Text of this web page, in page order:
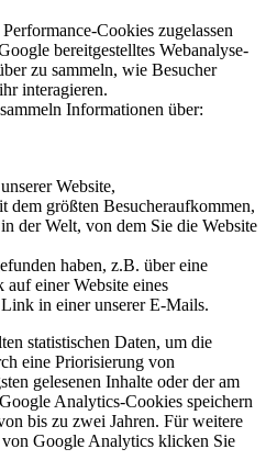
Cookies zugelassen
bereitgestelltes Webanalyse-
zu sammeln, wie Besucher
interagieren.
Informationen über:
Website,
dem größten Besucheraufkommen,
der Welt, von dem Sie die Website
haben, z.B. über eine
einer Website eines
in einer unserer E-Mails.
statistischen Daten, um die
eine Priorisierung von
gelesenen Inhalte oder der am
Analytics-Cookies speichern
bis zu zwei Jahren. Für weitere
Google Analytics klicken Sie